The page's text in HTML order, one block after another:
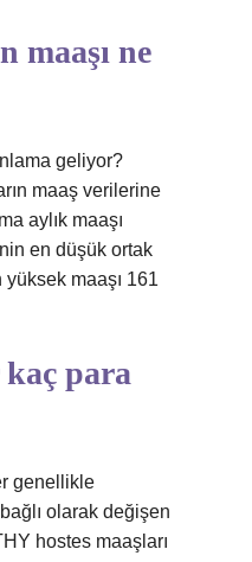
maaşı ne
geliyor?
maaş verilerine
aylık maaşı
en düşük ortak
yüksek maaşı 161
para
genellikle
olarak değişen
hostes maaşları